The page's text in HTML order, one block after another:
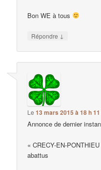
Bon WE à tous
Répondre ↓
Le13 mars 2015 à 18 h
Annonce de dernier
« CRECY-EN-
abattus